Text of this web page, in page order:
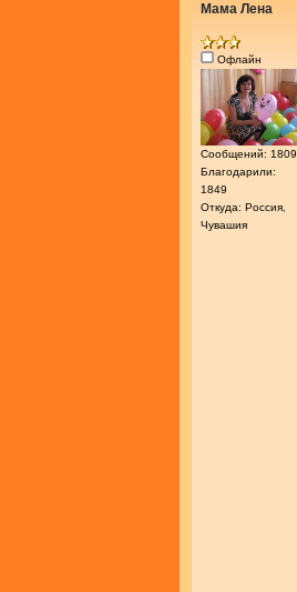
Мама Лена
Офлайн
Сообщений: 1809
Благодарили:
1849
Откуда: Россия,
Чувашия